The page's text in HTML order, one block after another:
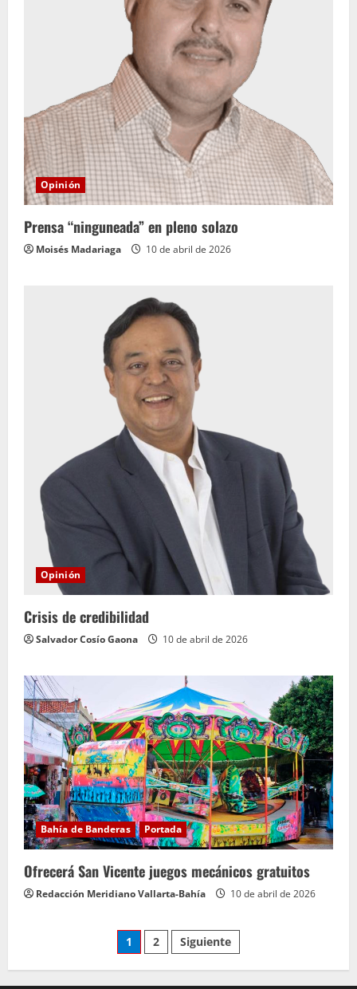
Opinión
Prensa “ninguneada” en pleno solazo
Moisés Madariaga 10 de abril de 2026
Opinión
Crisis de credibilidad
Salvador Cosío Gaona 10 de abril de 2026
Bahía de Banderas Portada
Ofrecerá San Vicente juegos mecánicos gratuitos
Redacción Meridiano Vallarta-Bahía 10 de abril de 2026
Paginación
de
1 2 Siguiente